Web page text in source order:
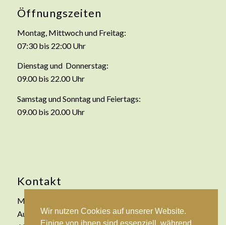
Wir nutzen Cookies auf unserer Website.
Öffnungszeiten
Montag, Mittwoch und Freitag:
07:30 bis 22:00 Uhr
Dienstag und Donnerstag:
09.00 bis 22.00 Uhr
Samstag und Sonntag und Feiertags:
09.00 bis 20.00 Uhr
Kontakt
Move Fitness- und Freizeitanlage GmbH & Co. KG
Auf der Kipp 2